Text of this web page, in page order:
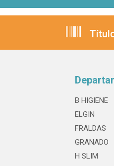
B HIGIENE
ELGIN
FRALDAS
GRANADO
H SLIM